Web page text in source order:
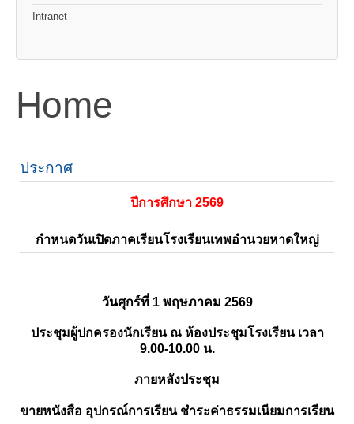
Intranet
Home
ประกาศ
ปีการศึกษา 2569
กำหนดวันเปิดภาคเรียนโรงเรียนเทพอำนวยหาดใหญ่
วันศุกร์ที่ 1 พฤษภาคม 2569
ประชุมผู้ปกครองนักเรียน ณ ห้องประชุมโรงเรียน เวลา
9.00-10.00 น.
ภายหลังประชุม
ขายหนังสือ อุปกรณ์การเรียน ชำระค่าธรรมเนียมการเรียน